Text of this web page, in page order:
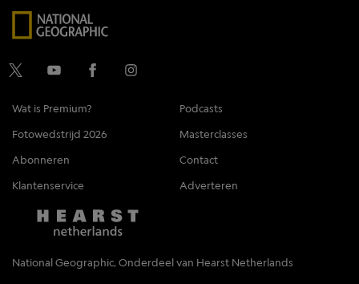
Wat is Premium?
Podcasts
Fotowedstrijd 2026
Masterclasses
Abonneren
Contact
Klantenservice
Adverteren
National Geographic, Onderdeel van Hearst Netherlands